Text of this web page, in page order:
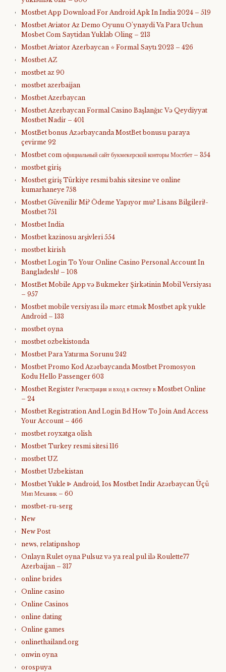
Mostbet App Download For Android Apk In India 2024 – 519
Mostbet Aviator Az Demo Oyunu O'ynaydi Va Para Uchun
Mosbet Com Saytidan Yuklab Oling – 213
Mostbet Aviator Azerbaycan ⭐️ Formal Saytı 2023 – 426
Mostbet AZ
mostbet az 90
mostbet azerbaijan
Mostbet Azerbaycan
Mostbet Azerbaycan Formal Casino Başlanğıc Və Qeydiyyat
Mostbet Nadir – 401
MostBet bonus Azərbaycanda MostBet bonusu paraya
çevirme 92
Mostbet com официальный сайт букмекерской конторы Мостбет – 354
mostbet giriş
Mostbet giriş Türkiye resmi bahis sitesine ve online
kumarhaneye 758
Mostbet Güvenilir Mi? Ödeme Yapıyor mu? Lisans Bilgileri!-
Mostbet 751
Mostbet India
Mostbet kazinosu arşivleri 554
mostbet kirish
Mostbet Login To Your Online Casino Personal Account In
Bangladesh! – 108
MostBet Mobile App və Bukmeker Şirkətinin Mobil Versiyası
– 957
Mostbet mobile versiyası ilə mərc etmək Mostbet apk yukle
Android – 133
mostbet oyna
mostbet ozbekistonda
Mostbet Para Yatırma Sorunu 242
Mostbet Promo Kod Azərbaycanda Mostbet Promosyon
Kodu Hello Passenger 603
Mostbet Register Регистрация и вход в систему в Mostbet Online
– 24
Mostbet Registration And Login Bd How To Join And Access
Your Account – 466
mostbet royxatga olish
Mostbet Turkey resmi sitesi 116
mostbet UZ
Mostbet Uzbekistan
Mostbet Yukle ᐈ Android, Ios Mostbet Indir Azərbaycan Üçü
Мип Механик – 60
mostbet-ru-serg
New
New Post
news, relatipnshop
Onlayn Rulet oyna Pulsuz və ya real pul ilə Roulette77
Azerbaijan – 317
online brides
Online casino
Online Casinos
online dating
Online games
onlinethailand.org
onwin oyna
orospuya